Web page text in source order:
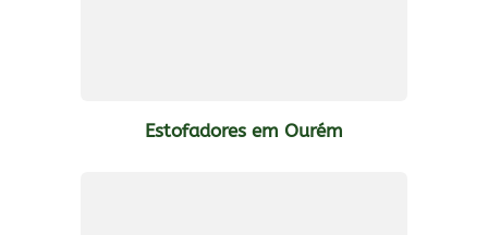
Estofadores em Ourém